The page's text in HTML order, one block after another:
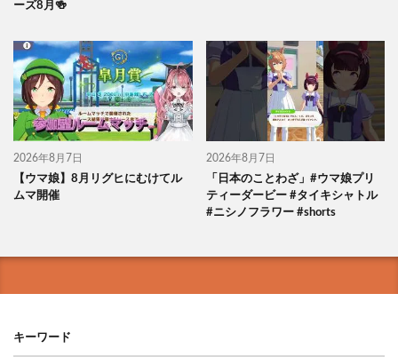
ーズ8月🍻
2026年8月7日
【ウマ娘】8月リグヒにむけてル
ムマ開催
2026年8月7日
「日本のことわざ」#ウマ娘プリ
ティーダービー #タイキシャトル
#ニシノフラワー #shorts
キーワード